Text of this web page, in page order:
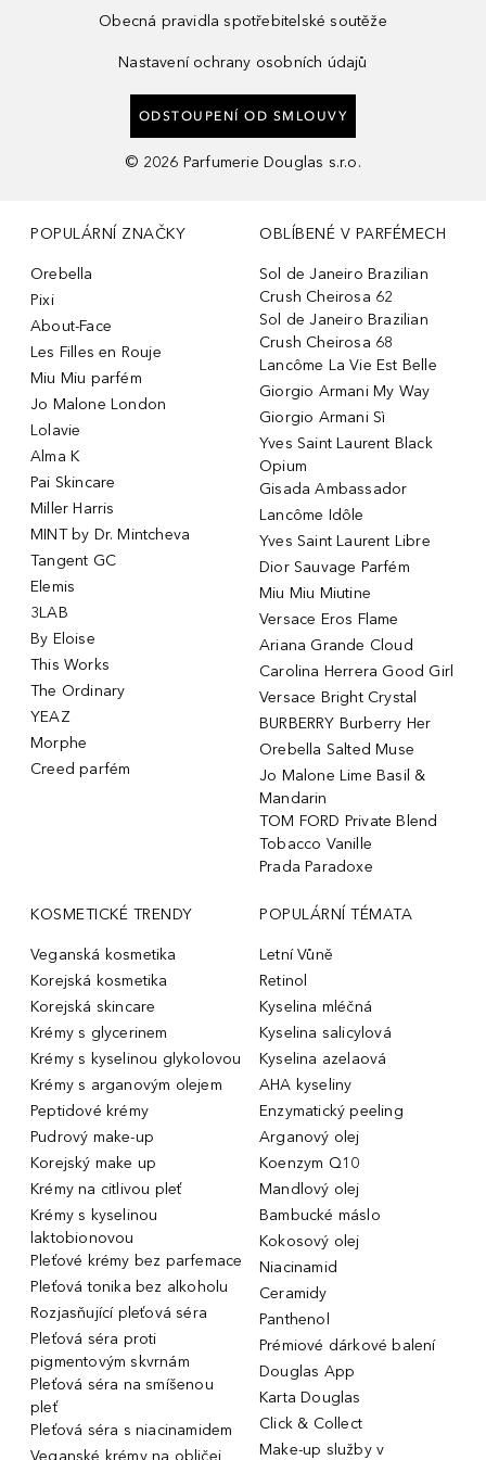
Obecná pravidla spotřebitelské soutěže
Nastavení ochrany osobních údajů
ODSTOUPENÍ OD SMLOUVY
© 2026 Parfumerie Douglas s.r.o.
POPULÁRNÍ ZNAČKY
Orebella
Pixi
About-Face
Les Filles en Rouje
Miu Miu parfém
Jo Malone London
Lolavie
Alma K
Pai Skincare
Miller Harris
MINT by Dr. Mintcheva
Tangent GC
Elemis
3LAB
By Eloise
This Works
The Ordinary
YEAZ
Morphe
Creed parfém
OBLÍBENÉ V PARFÉMECH
Sol de Janeiro Brazilian
Crush Cheirosa 62
Sol de Janeiro Brazilian
Crush Cheirosa 68
Lancôme La Vie Est Belle
Giorgio Armani My Way
Giorgio Armani Sì
Yves Saint Laurent Black
Opium
Gisada Ambassador
Lancôme Idôle
Yves Saint Laurent Libre
Dior Sauvage Parfém
Miu Miu Miutine
Versace Eros Flame
Ariana Grande Cloud
Carolina Herrera Good Girl
Versace Bright Crystal
BURBERRY Burberry Her
Orebella Salted Muse
Jo Malone Lime Basil &
Mandarin
TOM FORD Private Blend
Tobacco Vanille
Prada Paradoxe
KOSMETICKÉ TRENDY
Veganská kosmetika
Korejská kosmetika
Korejská skincare
Krémy s glycerinem
Krémy s kyselinou glykolovou
Krémy s arganovým olejem
Peptidové krémy
Pudrový make-up
Korejský make up
Krémy na citlivou pleť
Krémy s kyselinou
laktobionovou
Pleťové krémy bez parfemace
Pleťová tonika bez alkoholu
Rozjasňující pleťová séra
Pleťová séra proti
pigmentovým skvrnám
Pleťová séra na smíšenou
pleť
Pleťová séra s niacinamidem
Veganské krémy na obličej
POPULÁRNÍ TÉMATA
Letní Vůně
Retinol
Kyselina mléčná
Kyselina salicylová
Kyselina azelaová
AHA kyseliny
Enzymatický peeling
Arganový olej
Koenzym Q10
Mandlový olej
Bambucké máslo
Kokosový olej
Niacinamid
Ceramidy
Panthenol
Prémiové dárkové balení
Douglas App
Karta Douglas
Click & Collect
Make-up služby v